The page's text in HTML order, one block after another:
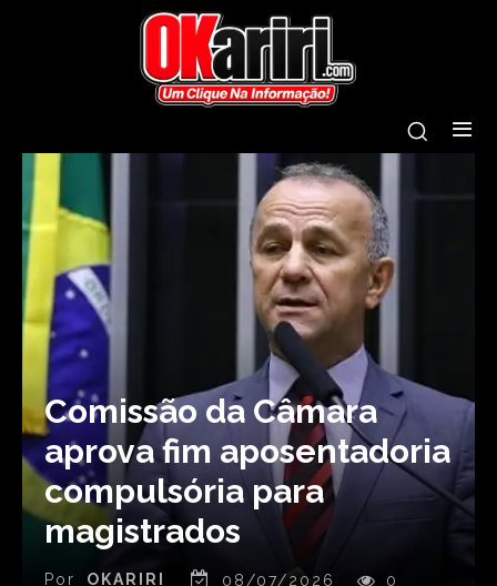
Comissão da Câmara
aprova fim aposentadoria
compulsória para
magistrados
Por OKARIRI 08/07/2026 0